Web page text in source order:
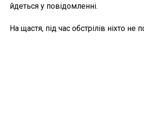
йдеться у повідомленні.
На щастя, під час обстрілів ніхто не